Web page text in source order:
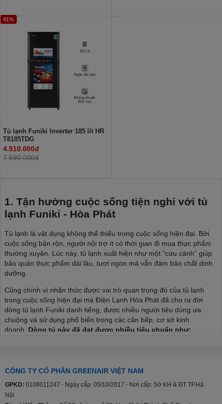
41%
Tủ lạnh Funiki Inverter 185 lít HR
T8185TDG
4.510.000đ
7.590.000đ
1. Tận hưởng cuộc sống tiện nghi với tủ
lạnh Funiki - Hòa Phát
Tủ lạnh là vật dụng không thể thiếu trong cuộc sống hiện đại. Bởi
cuộc sống bận rộn, người nội trợ ít có thời gian đi mua thực phẩm
thường xuyên. Lúc này, tủ lạnh xuất hiện như một “cứu cánh” giúp
bảo quản thực phẩm dài lâu, tươi ngon mà vẫn đảm bảo chất dinh
dưỡng.
Cũng chính vì nhận thức được vai trò quan trọng đó của tủ lạnh
trong cuộc sống hiện đại mà Điện Lạnh Hòa Phát đã cho ra đời
dòng tủ lạnh Funiki danh tiếng, được nhiều người tiêu dùng ưa
chuộng và sử dụng phổ biến trong các căn bếp, cơ sở kinh
doanh. Dòng tủ này đã đạt được nhiều tiêu chuẩn như:
Tiêu chuẩn cụ thể về mức độ an toàn đối với tủ lạnh, tủ đông
lạnh thực phẩm và tủ đá TCVN 5699-2-24:1998.
Tiêu chuẩn năng lượng Việt Nam TCVN 7828:2016; TCVN
CÔNG TY CỔ PHẦN GREENAIR VIỆT NAM
GPKD: 0108011247 - Ngày cấp: 05/10/2017 - Nơi cấp: Sở KH & ĐT TP.Hà
Nội